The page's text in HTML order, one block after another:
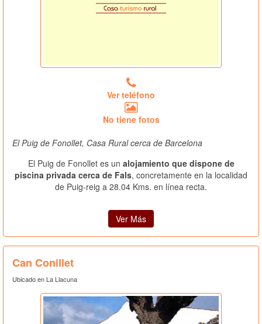
Ver teléfono
No tiene fotos
El Puig de Fonollet, Casa Rural cerca de Barcelona
El Puig de Fonollet es un alojamiento que dispone de
piscina privada cerca de Fals, concretamente en la localidad
de Puig-reig a 28.04 Kms. en línea recta.
Ver Más
Can Conillet
Ubicado en La Llacuna